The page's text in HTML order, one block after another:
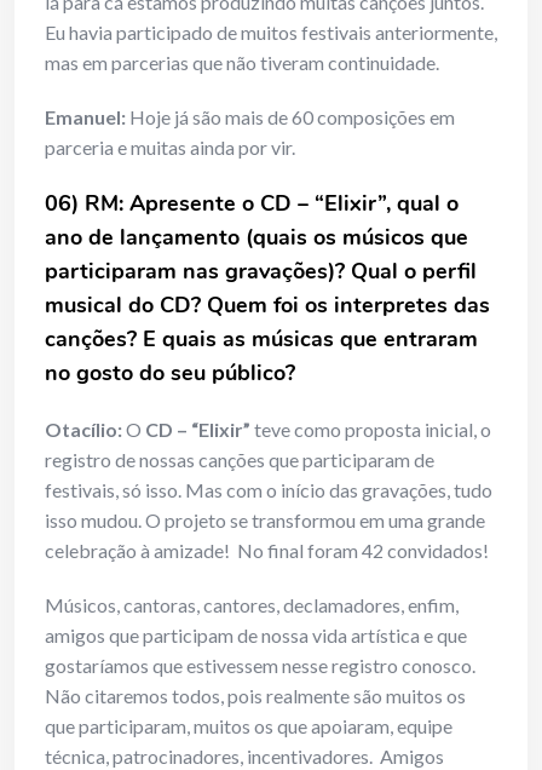
Eu havia participado de muitos festivais anteriormente,
mas em parcerias que não tiveram continuidade.
Emanuel: Hoje já são mais de 60 composições em
parceria e muitas ainda por vir.
06) RM: Apresente o CD – “Elixir”, qual o
ano de lançamento (quais os músicos que
participaram nas gravações)? Qual o perfil
musical do CD? Quem foi os interpretes das
canções? E quais as músicas que entraram
no gosto do seu público?
Otacílio:O CD – “Elixir” teve como proposta inicial, o
registro de nossas canções que participaram de
festivais, só isso. Mas com o início das gravações, tudo
isso mudou. O projeto se transformou em uma grande
celebração à amizade! No final foram 42 convidados!
Músicos, cantoras, cantores, declamadores, enfim,
amigos que participam de nossa vida artística e que
gostaríamos que estivessem nesse registro conosco.
Não citaremos todos, pois realmente são muitos os
que participaram, muitos os que apoiaram, equipe
técnica, patrocinadores, incentivadores. Amigos